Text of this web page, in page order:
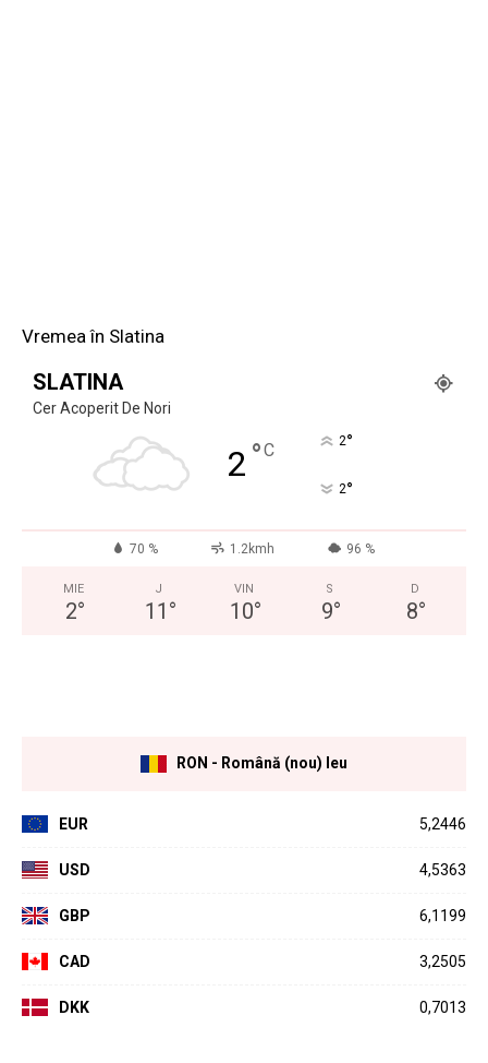
Vremea în Slatina
SLATINA
Cer Acoperit De Nori
2 °C 2°
2°
70 % 1.2kmh 96 %
MIE
2°
J
11 °
VIN
10°
S
9°
D
8°
RON - Română (nou) leu
EUR 5,2446
USD 4,5363
GBP 6,1199
CAD 3,2505
DKK 0,7013